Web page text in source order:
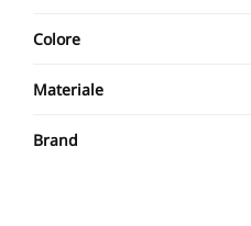
Colore
Materiale
Brand